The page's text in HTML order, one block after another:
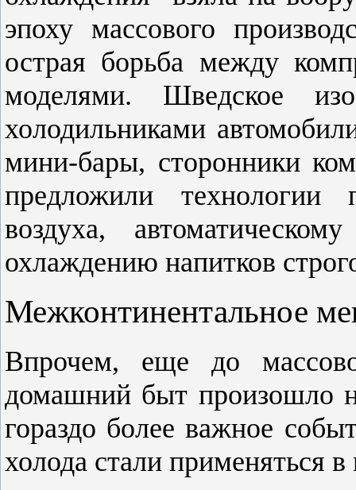
эпоху массового
острая борьба между
моделями. Шведское
холодильниками
мини-бары, сторонники
предложили технологии
воздуха,
охлаждению напитков
Межконтинентальное
Впрочем, еще до
домашний быт произошло
гораздо более важное
холода стали применяться